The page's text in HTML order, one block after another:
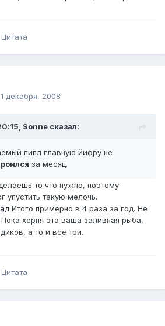
Цитата
1 декабря, 2008
Sonne сказал:
пипл главную йифру не
за месяц.
то что нужно, поэтому
упустить такую мелочь.
Итого примерно в 4 раза за год. Не
херня эта ваша заливная рыба,
а то и все три.
Цитата